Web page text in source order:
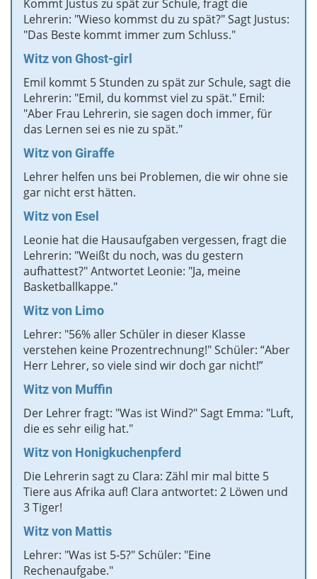
Kommt Justus zu spät zur Schule, fragt die
Lehrerin: "Wieso kommst du zu spät?" Sagt Justus:
"Das Beste kommt immer zum Schluss."
Witz von Ghost-girl
Emil kommt 5 Stunden zu spät zur Schule, sagt die
Lehrerin: "Emil, du kommst viel zu spät." Emil:
"Aber Frau Lehrerin, sie sagen doch immer, für
das Lernen sei es nie zu spät."
Witz von Giraffe
Lehrer helfen uns bei Problemen, die wir ohne sie
gar nicht erst hätten.
Witz von Esel
Leonie hat die Hausaufgaben vergessen, fragt die
Lehrerin: "Weißt du noch, was du gestern
aufhattest?" Antwortet Leonie: "Ja, meine
Basketballkappe."
Witz von Limo
Lehrer: "56% aller Schüler in dieser Klasse
verstehen keine Prozentrechnung!" Schüler: “Aber
Herr Lehrer, so viele sind wir doch gar nicht!”
Witzvon Muffin
Der Lehrer fragt: "Was ist Wind?" Sagt Emma: "Luft,
die es sehr eilig hat."
Witzvon Honigkuchenpferd
Die Lehrerin sagt zu Clara: Zähl mir mal bitte 5
Tiere aus Afrika auf! Clara antwortet: 2 Löwen und
3 Tiger!
Witz von Mattis
Lehrer: "Was ist 5-5?" Schüler: "Eine
Rechenaufgabe."